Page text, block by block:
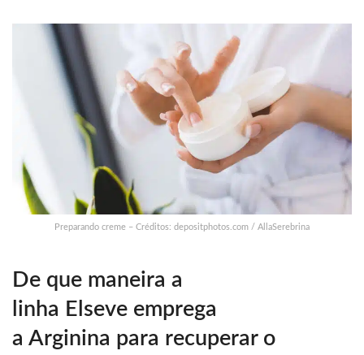
Preparando creme – Créditos: depositphotos.com / AllaSerebrina
De que maneira a
linha Elseve emprega
a Arginina para recuperar o